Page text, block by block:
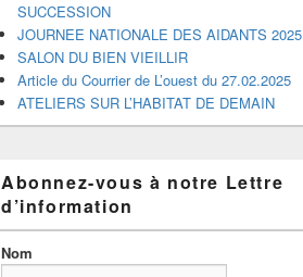
SUCCESSION
JOURNEE NATIONALE DES AIDANTS 2025
SALON DU BIEN VIEILLIR
Article du Courrier de L’ouest du 27.02.2025
ATELIERS SUR L’HABITAT DE DEMAIN
Abonnez-vous à notre Lettre
d’information
Nom